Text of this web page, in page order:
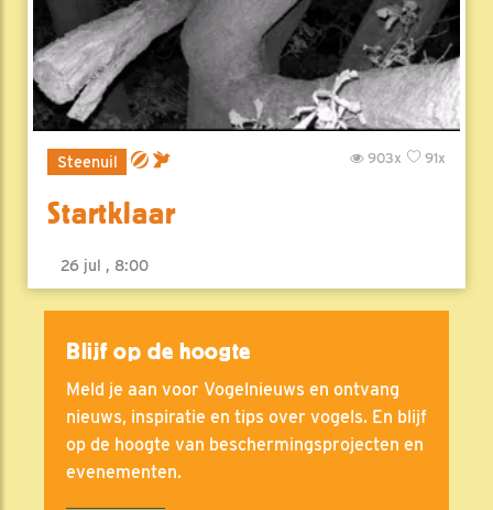
Steenuil 91x
903x
Startklaar
26 jul , 8:00
Blijf op de hoogte
Meld je aan voor Vogelnieuws en ontvang
nieuws, inspiratie en tips over vogels. En blijf
op de hoogte van beschermingsprojecten en
evenementen.